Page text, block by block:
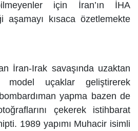
için İran’ın İHA
aşamayı kısaca özetlemekte
İran-Irak savaşında uzaktan
model uçaklar geliştirerek
yapma bazen de
çekerek istihbarat
1989 yapımı Muhacir isimli